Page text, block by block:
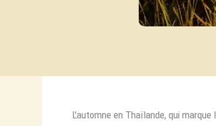
L’automne en Thaïlande, qui